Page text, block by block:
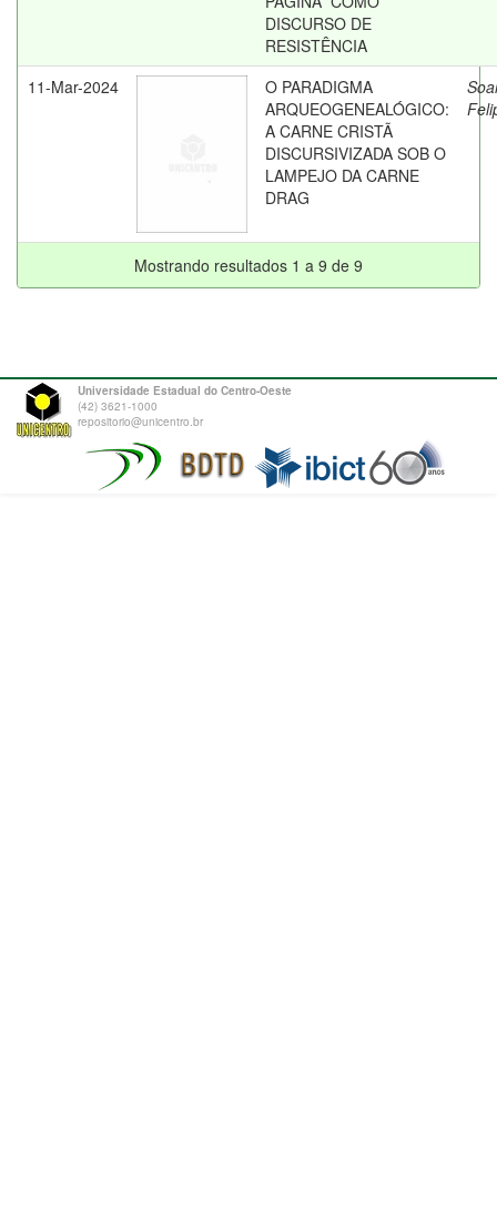
DISCURSO DE
RESISTÊNCIA
11-Mar-2024
O PARADIGMA
ARQUEOGENEALÓGICO:
A CARNE CRISTÃ
DISCURSIVIZADA SOB O
LAMPEJO DA CARNE
DRAG
Mostrando resultados 1 a 9 de 9
Universidade Estadual do Centro-Oeste
(42) 3621-1000
repositorio@unicentro.br